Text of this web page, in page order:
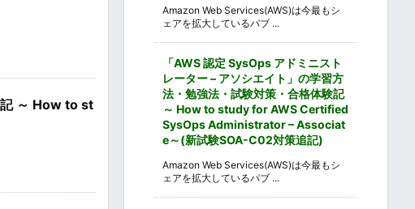
記 ～ How to st
Amazon Web Services(AWS)は今最もシ
ェアを拡大しているパブ ...
「AWS 認定 SysOps アドミニスト
レーター – アソシエイト」の学習方
法・勉強法・試験対策・合格体験記
～ How to study for AWS Certified
SysOps Administrator – Associat
e～(新試験SOA-C02対策追記)
Amazon Web Services(AWS)は今最もシ
ェアを拡大しているパブ ...